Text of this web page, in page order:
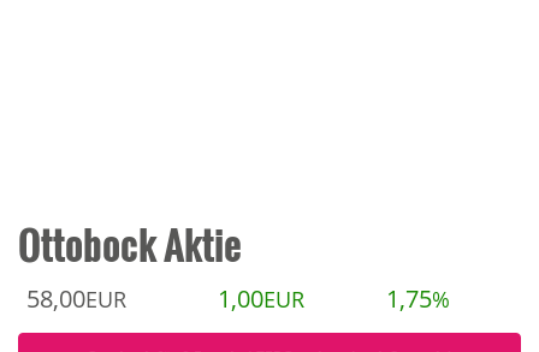
Ottobock Aktie
58,00EUR 1,00EUR 1,75%